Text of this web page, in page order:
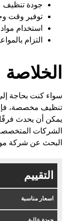
جودة تنظيف
توفير وقت
استخدام
التزام
الخلاصة
سواء كنت بحاجة
تنظيف مخصصة،
يمكن أن يحدث فرقًا
الشركات
البحث عن شركة
التقييم
اسعار مناسبة